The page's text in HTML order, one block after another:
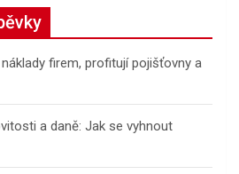
firem, profitují pojišťovny a
a daně: Jak se vyhnout